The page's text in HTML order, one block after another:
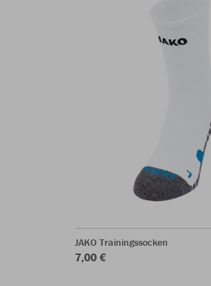
JAKO Trainingssocken
7,00 €